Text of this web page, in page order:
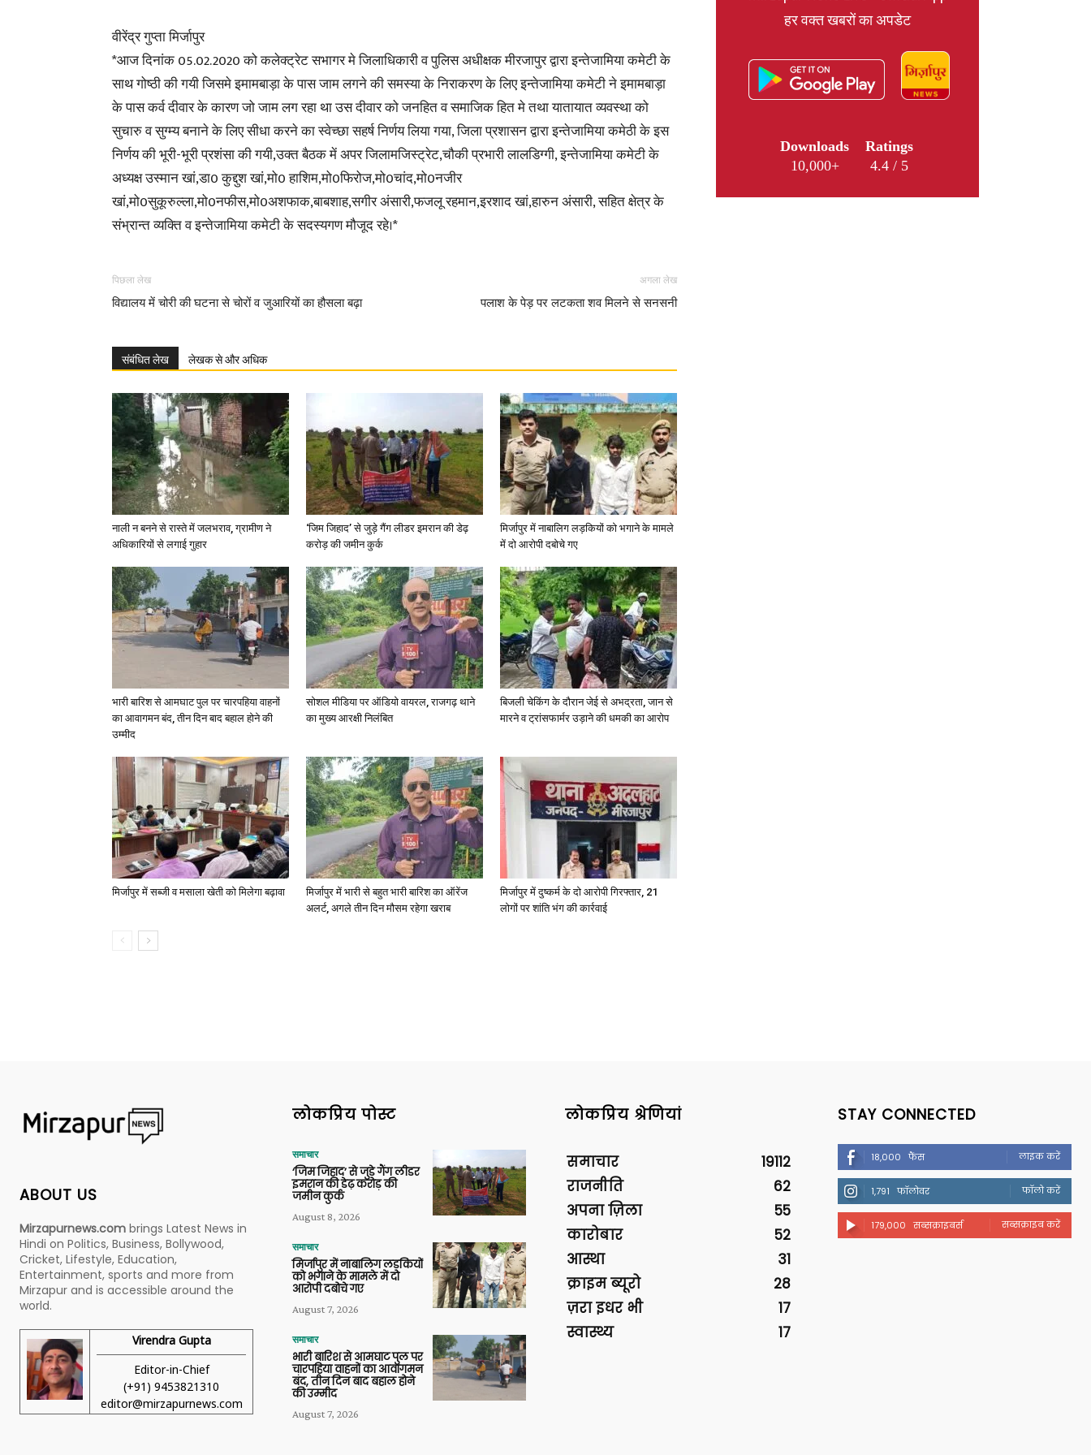
News,
Latest
News
in
Hindi,
Today
Hindi
News
वीरेंद्र गुप्ता मिर्जापुर
*आज दिनांक 05.02.2020 को कलेक्ट्रेट सभागर मे जिलाधिकारी व पुलिस अधीक्षक मीरजापुर द्वारा इन्तेजामिया कमेटी के
साथ गोष्ठी की गयी जिसमे इमामबाड़ा के पास जाम लगने की समस्या के निराकरण के लिए इन्तेजामिया कमेटी ने इमामबाड़ा
के पास कर्व दीवार के कारण जो जाम लग रहा था उस दीवार को जनहित व समाजिक हित मे तथा यातायात व्यवस्था को
सुचारु व सुग्म्य बनाने के लिए सीधा करने का स्वेच्छा सहर्ष निर्णय लिया गया, जिला प्रशासन द्वारा इन्तेजामिया कमेठी के इस
निर्णय की भूरी-भूरी प्रशंसा की गयी,उक्त बैठक में अपर जिलामजिस्ट्रेट,चौकी प्रभारी लालडिग्गी, इन्तेजामिया कमेटी के
अध्यक्ष उस्मान खां,डा0 कुद्दुश खां,मो0 हाशिम,मो0फिरोज,मो0चांद,मो0नजीर
खां,मो0सुकूरुल्ला,मो0नफीस,मो0अशफाक,बाबशाह,सगीर अंसारी,फजलू रहमान,इरशाद खां,हारुन अंसारी, सहित क्षेत्र के
संभ्रान्त व्यक्ति व इन्तेजामिया कमेटी के सदस्यगण मौजूद रहे।*
पिछला लेख
विद्यालय में चोरी की घटना से चोरों व जुआरियों का हौसला बढ़ा
अगला लेख
पलाश के पेड़ पर लटकता शव मिलने से सनसनी
संबंधित लेख लेखक से और अधिक
नाली न बनने से रास्ते में जलभराव, ग्रामीण ने
अधिकारियों से लगाई गुहार
‘जिम जिहाद’ से जुड़े गैंग लीडर इमरान की डेढ़
करोड़ की जमीन कुर्क
मिर्जापुर में नाबालिग लड़कियों को भगाने के मामले
में दो आरोपी दबोचे गए
भारी बारिश से आमघाट पुल पर चारपहिया वाहनों
का आवागमन बंद, तीन दिन बाद बहाल होने की
उम्मीद
सोशल मीडिया पर ऑडियो वायरल, राजगढ़ थाने
का मुख्य आरक्षी निलंबित
बिजली चेकिंग के दौरान जेई से अभद्रता, जान से
मारने व ट्रांसफार्मर उड़ाने की धमकी का आरोप
मिर्जापुर में सब्जी व मसाला खेती को मिलेगा बढ़ावा
मिर्जापुर में भारी से बहुत भारी बारिश का ऑरेंज
अलर्ट, अगले तीन दिन मौसम रहेगा खराब
मिर्जापुर में दुष्कर्म के दो आरोपी गिरफ्तार, 21
लोगों पर शांति भंग की कार्रवाई
हर वक्त खबरों का अपडेट
Downloads
10,000+
Ratings
4.4 / 5
ABOUT US
Mirzapurnews.com brings Latest News in
Hindi on Politics, Business, Bollywood,
Cricket, Lifestyle, Education,
Entertainment, sports and more from
Mirzapur and is accessible around the
world.
Virendra Gupta
Editor-in-Chief
(+91) 9453821310
editor@mirzapurnews.com
लोकप्रिय पोस्ट
समाचार
‘जिम जिहाद’ से जुड़े गैंग लीडर
इमरान की डेढ़ करोड़ की
जमीन कुर्क
August 8, 2026
समाचार
मिर्जापुर में नाबालिग लड़कियों
को भगाने के मामले में दो
आरोपी दबोचे गए
August 7, 2026
समाचार
भारी बारिश से आमघाट पुल पर
चारपहिया वाहनों का आवागमन
बंद, तीन दिन बाद बहाल होने
की उम्मीद
August 7, 2026
लोकप्रिय श्रेणियां
समाचार
19112
राजनीति
62
अपना ज़िला
55
कारोबार
52
आस्था
31
क्राइम ब्यूरो
28
ज़रा इधर भी
17
स्वास्थ्य
17
STAY CONNECTED
18,000 फैंस लाइक करें
1,791 फॉलोवर फॉलो करें
179,000 सब्सक्राइबर्स सब्सक्राइब करें